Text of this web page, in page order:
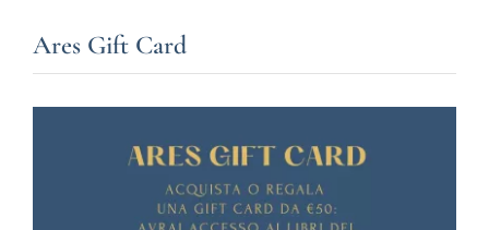
Ares Gift Card